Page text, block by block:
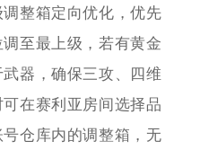
整箱定向优化，优先
至最上级，若有黄金
器，确保三攻、四维
在赛利亚房间选择品
仓库内的调整箱，无